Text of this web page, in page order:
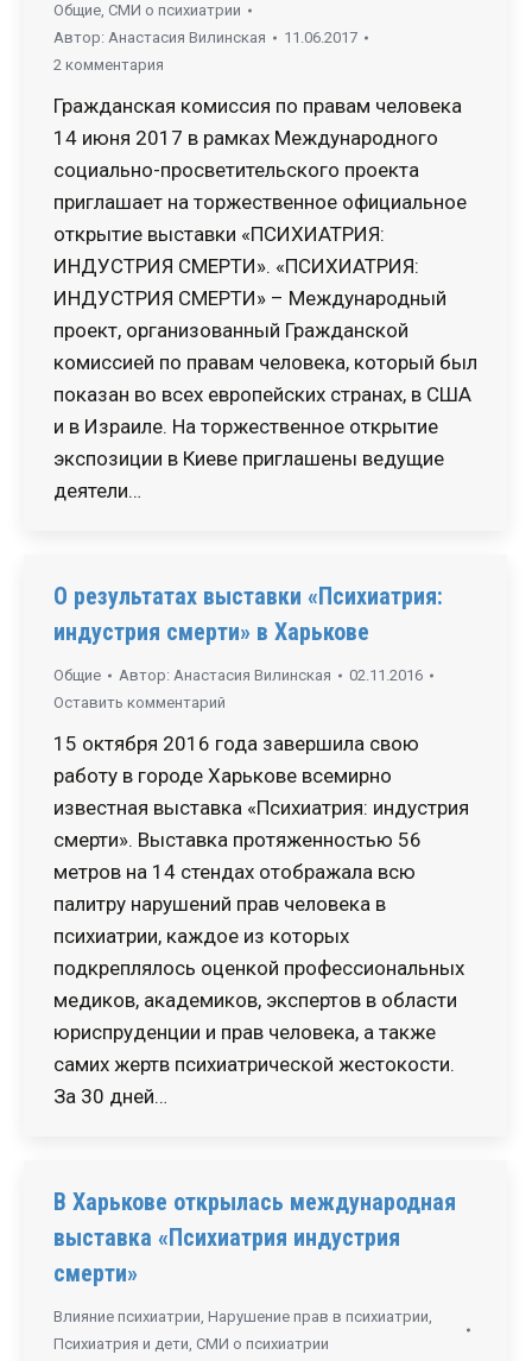
Общие, СМИ о психиатрии
Автор: Анастасия Вилинская
11.06.2017
2 комментария
Гражданская комиссия по правам человека
14 июня 2017 в рамках Международного
социально-просветительского проекта
приглашает на торжественное официальное
открытие выставки «ПСИХИАТРИЯ:
ИНДУСТРИЯ СМЕРТИ». «ПСИХИАТРИЯ:
ИНДУСТРИЯ СМЕРТИ» – Международный
проект, организованный Гражданской
комиссией по правам человека, который был
показан во всех европейских странах, в США
и в Израиле. На торжественное открытие
экспозиции в Киеве приглашены ведущие
деятели…
О результатах выставки «Психиатрия:
индустрия смерти» в Харькове
Общие Автор: Анастасия Вилинская
02.11.2016
Оставить комментарий
15 октября 2016 года завершила свою
работу в городе Харькове всемирно
известная выставка «Психиатрия: индустрия
смерти». Выставка протяженностью 56
метров на 14 стендах отображала всю
палитру нарушений прав человека в
психиатрии, каждое из которых
подкреплялось оценкой профессиональных
медиков, академиков, экспертов в области
юриспруденции и прав человека, а также
самих жертв психиатрической жестокости.
За 30 дней…
В Харькове открылась международная
выставка «Психиатрия индустрия
смерти»
Влияние психиатрии, Нарушение прав в психиатрии,
Психиатрия и дети, СМИ о психиатрии